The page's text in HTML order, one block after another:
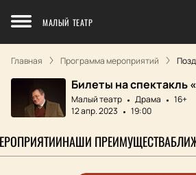
МАЛЫЙ ТЕАТР
Главная Программа мероприятий
Билеты на спектакль
Малый театр Драма
16+
12 апр. 2023
19:00
НАШИ ПРЕИМУЩЕСТВА